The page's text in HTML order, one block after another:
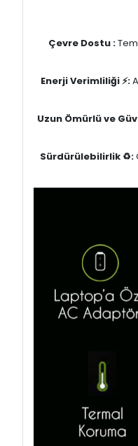
Çevre Dostu :
Enerji Verimliliği ⚡:
Uzun Ömürlü ve
Sürdürülebilirlik ♻️: